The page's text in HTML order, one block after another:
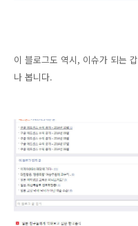
이 블로그도 역시, 이슈가 되는
나 봅니다.